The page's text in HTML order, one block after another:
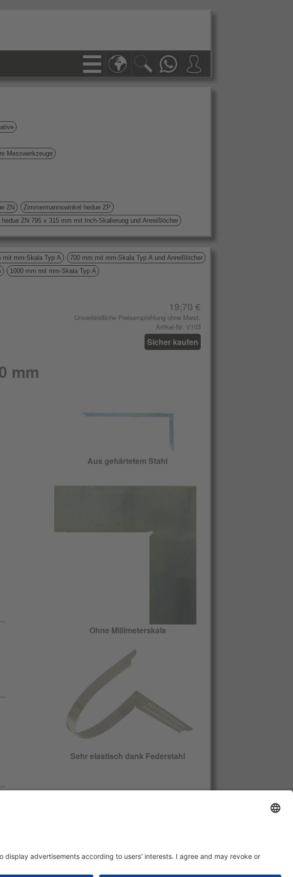
Messwerkzeuge
ZN Zimmermannswinkel hedue ZP
ZN 795 x 315 mm mit Inch-Skalierung und Anreißlöcher
mit mm-Skala Typ A
700 mm mit mm-Skala Typ A und Anreißlöcher
1000 mm mit mm-Skala Typ A
19,70 €
Unverbindliche Preisempfehlung ohne Mwst.
Artikel-Nr. V103
Sicher kaufen
mm
Aus gehärtetem Stahl
Ohne Millimeterskala
Sehr elastisch dank Federstahl